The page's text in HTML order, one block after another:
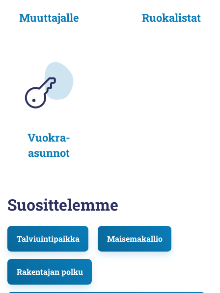
Muuttajalle Ruokalistat
Vuokra-
asunnot
Suosittelemme
Talviuintipaikka Maisemakallio
Rakentajan polku